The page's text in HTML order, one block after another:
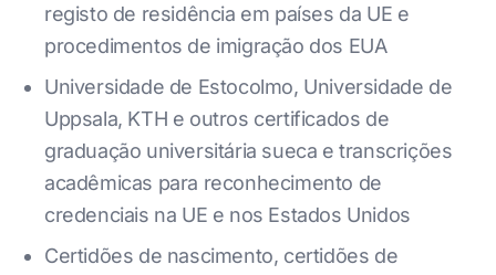
registo de residência em países da UE e
procedimentos de imigração dos EUA
Universidade de Estocolmo, Universidade de
Uppsala, KTH e outros certificados de
graduação universitária sueca e transcrições
acadêmicas para reconhecimento de
credenciais na UE e nos Estados Unidos
Certidões de nascimento, certidões de